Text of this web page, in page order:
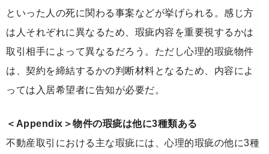
といった人の死に関わる事案などが挙げられる。感じ方
は人それぞれに異なるため、瑕疵内容を重要視するかは
取引相手によって異なるだろう。ただし心理的瑕疵物件
は、契約を締結するかの判断材料となるため、内容によ
っては入居希望者に告知が必要だ。
＜Appendix＞物件の瑕疵は他に3種類ある
不動産取引における主な瑕疵には、心理的瑕疵の他に3種